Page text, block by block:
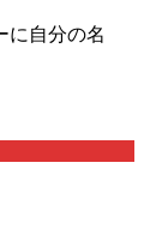
に自分の名